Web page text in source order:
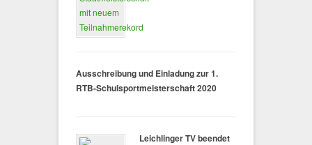
Ausschreibung und Einladung zur 1.
RTB-Schulsportmeisterschaft 2020
Leichlinger TV beendet